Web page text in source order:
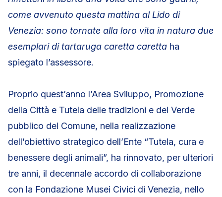
come avvenuto questa mattina al Lido di
Venezia: sono tornate alla loro vita in natura due
esemplari di tartaruga caretta caretta ha
spiegato l’assessore.
Proprio quest’anno l’Area Sviluppo, Promozione
della Città e Tutela delle tradizioni e del Verde
pubblico del Comune, nella realizzazione
dell’obiettivo strategico dell’Ente “Tutela, cura e
benessere degli animali”, ha rinnovato, per ulteriori
tre anni, il decennale accordo di collaborazione
con la Fondazione Musei Civici di Venezia, nello